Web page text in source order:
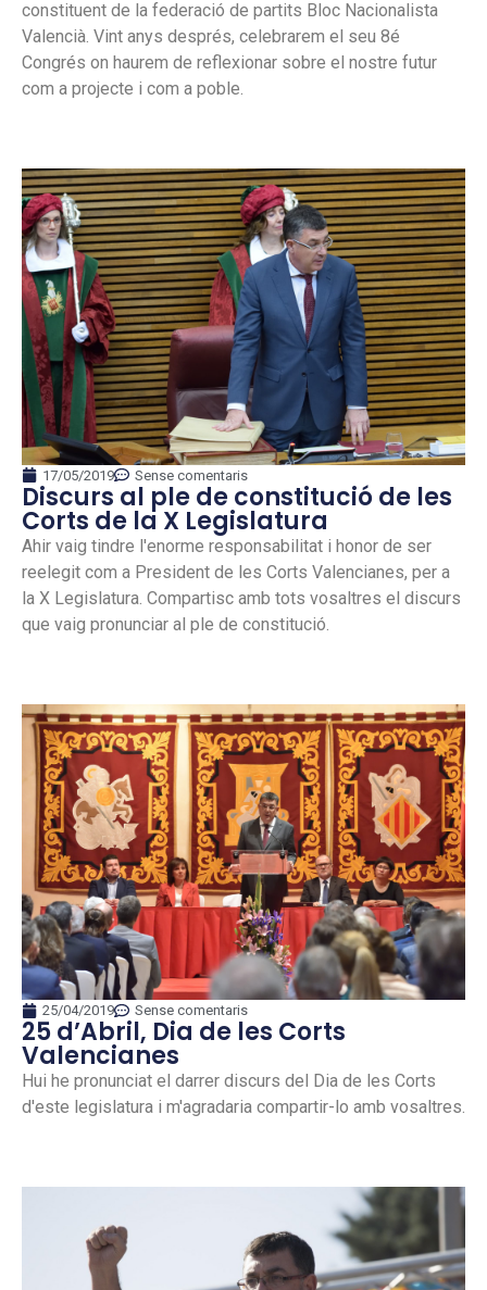
constituent de la federació de partits Bloc Nacionalista
Valencià. Vint anys després, celebrarem el seu 8é
Congrés on haurem de reflexionar sobre el nostre futur
com a projecte i com a poble.
17/05/2019 Sense comentaris
Discurs al ple de constitució de les
Corts de la X Legislatura
Ahir vaig tindre l'enorme responsabilitat i honor de ser
reelegit com a President de les Corts Valencianes, per a
la X Legislatura. Compartisc amb tots vosaltres el discurs
que vaig pronunciar al ple de constitució.
25/04/2019 Sense comentaris
25 d’Abril, Dia de les Corts
Valencianes
Hui he pronunciat el darrer discurs del Dia de les Corts
d'este legislatura i m'agradaria compartir-lo amb vosaltres.